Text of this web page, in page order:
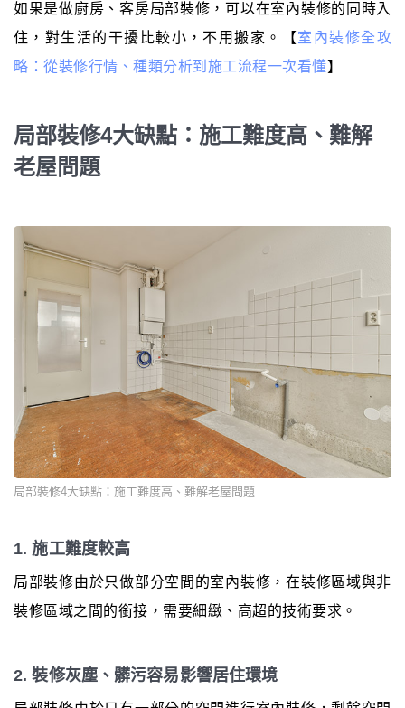
如果是做廚房、客房局部裝修，可以在室內裝修的同時入
住，對生活的干擾比較小，不用搬家。【室內裝修全攻
略：從裝修行情、種類分析到施工流程一次看懂】
局部裝修4大缺點：施工難度高、難解
老屋問題
局部裝修4大缺點：施工難度高、難解老屋問題
1. 施工難度較高
局部裝修由於只做部分空間的室內裝修，在裝修區域與非
裝修區域之間的銜接，需要細緻、高超的技術要求。
2. 裝修灰塵、髒污容易影響居住環境